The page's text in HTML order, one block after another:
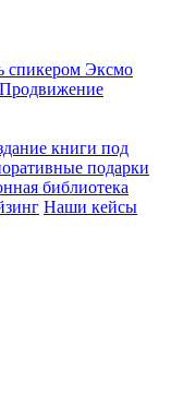
спикером Эксмо
Продвижение
книги под
подарки
библиотека
Наши кейсы